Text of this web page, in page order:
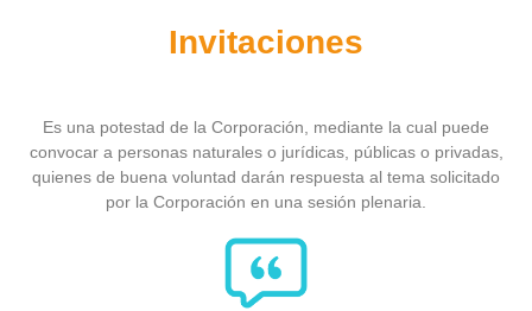
Invitaciones
Es una potestad de la Corporación, mediante la cual puede
convocar a personas naturales o jurídicas, públicas o privadas,
quienes de buena voluntad darán respuesta al tema solicitado
por la Corporación en una sesión plenaria.